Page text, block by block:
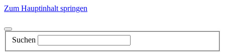
Zum Hauptinhalt springen
Suchen